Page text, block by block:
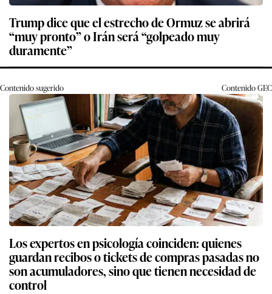
Trump dice que el estrecho de Ormuz se abrirá
“muy pronto” o Irán será “golpeado muy
duramente”
Contenido sugerido ContenidoGEC
Los expertos en psicología coinciden: quienes
guardan recibos o tickets de compras pasadas no
son acumuladores, sino que tienen necesidad de
control